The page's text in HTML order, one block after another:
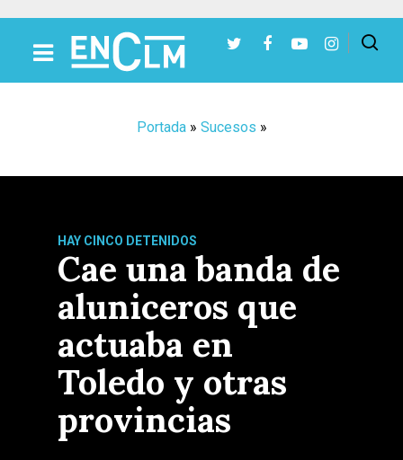
Portada» Sucesos »
HAY CINCO DETENIDOS
Cae una banda de
aluniceros que
actuaba en
Toledo y otras
provincias